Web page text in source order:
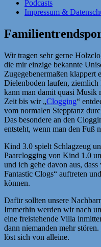
Podcasts
Impressum &
Wir tragen sehr gerne
die mir einzige bekannte
Zugegebenermaßen klappert
Dielenboden laufen, ziemlich
kann man damit quasi Musik
Zeit bis wir „Clogging“
vom normalen Stepptanz
Das besondere an den
entsteht, wenn man den Fuß
Kind 3.0 spielt Schlagzeug
Paarclogging von Kind 1.0
und ich gehe davon aus,
Fantastic Clogs“ auftreten
können.
Dafür sollten unsere
Immerhin werden wir nach
eine freistehende Villa
dann niemanden mehr
löst sich von alleine.